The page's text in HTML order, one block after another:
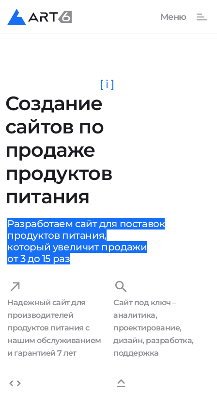
Создание
сайтов по
продаже
продуктов
питания
[ i ]
Разработаем сайт для поставок
продуктов питания,
который увеличит продажи
от 3 до 15 раз
Надежный сайт для
производителей
продуктов питания с
нашим обслуживанием
и гарантией 7 лет
Сайт под ключ –
аналитика,
проектирование,
дизайн, разработка,
поддержка